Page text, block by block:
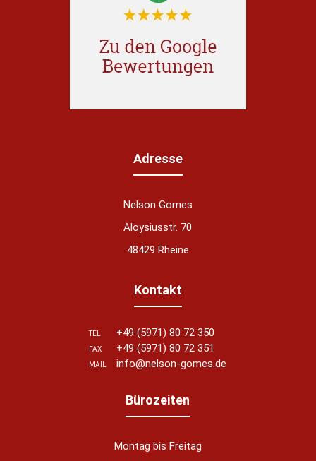
Adresse
Nelson Gomes
Aloysiusstr. 70
48429 Rheine
Kontakt
TEL +49 (5971) 80 72 350
FAX +49 (5971) 80 72 351
MAIL info@nelson-gomes.de
Bürozeiten
Montag bis Freitag